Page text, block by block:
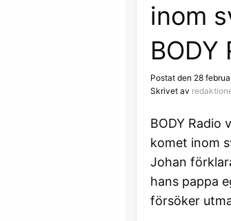
inom
BODY
Postat den 28
Skrivet av
BODY Radio
komet inom
Johan
hans pappa
försöker